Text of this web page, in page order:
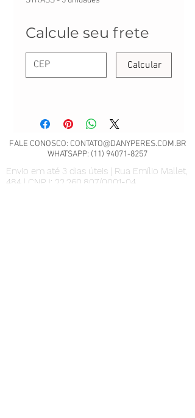
Calcule seu frete
Calcular
FALE CONOSCO: CONTATO@DANYPERES.COM.BR
WHATSAPP: (11) 94071-8257
Envio em até 3 dias úteis | Rua Emílio Mallet,
484 | CNPJ: 22.260.807/0001-04